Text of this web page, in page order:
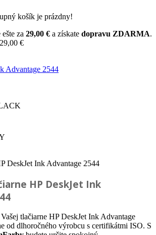
košík je prázdny!
za 29,00 € a získate dopravu ZDARMA.
€
Advantage 2544
HP DeskJet Ink
tlačiarne HP DeskJet Ink Advantage
od dlhoročného výrobcu s certifikátmi ISO. S